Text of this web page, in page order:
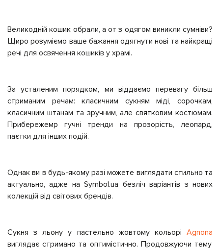
Великодній кошик обрали, а от з одягом виникли сумніви?
Щиро розуміємо ваше бажання одягнути нові та найкращі
речі для освячення кошиків у храмі.
За усталеним порядком, ми віддаємо перевагу більш
стриманим речам: класичним сукням міді, сорочкам,
класичним штанам та зручним, але святковим костюмам.
Прибережемр гучні тренди на прозорість, леопард,
паєтки для інших подій.
Однак ви в будь-якому разі можете виглядати стильно та
актуально, адже на Symbol.ua безліч варіантів з нових
колекцій від світових брендів.
Сукня з льону у пастельно жовтому кольорі Agnona
виглядає стримано та оптимістично. Продовжуючи тему